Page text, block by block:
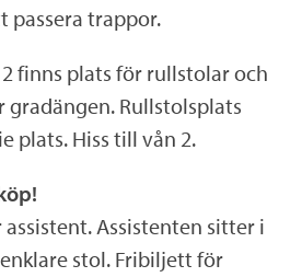
passera trappor.
finns plats för rullstolar och
Rullstolsplats
plats. Hiss till vån 2.
Assistenten sitter i
stol. Fribiljett för